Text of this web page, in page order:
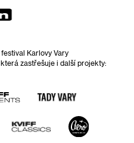
Karlovy Vary
zastřešuje i další projekty: